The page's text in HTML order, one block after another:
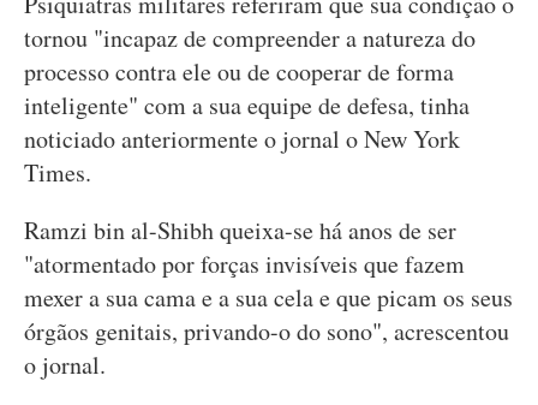
tornou "incapaz de compreender a natureza do
processo contra ele ou de cooperar de forma
inteligente" com a sua equipe de defesa, tinha
noticiado anteriormente o jornal o New York
Times.
Ramzi bin al-Shibh queixa-se há anos de ser
"atormentado por forças invisíveis que fazem
mexer a sua cama e a sua cela e que picam os seus
órgãos genitais, privando-o do sono", acrescentou
o jornal.